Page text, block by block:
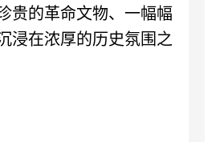
贵的革命文物、一幅幅
浸在浓厚的历史氛围之